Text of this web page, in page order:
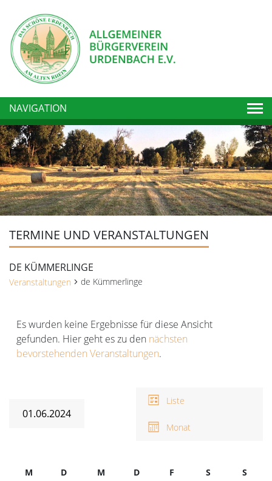
NAVIGATION
TERMINE UND VERANSTALTUNGEN
DE KÜMMERLINGE
Veranstaltungen de Kümmerlinge
Hinweis
Es wurden keine Ergebnisse für diese Ansicht
gefunden. Hier geht es zu den nächsten
bevorstehenden Veranstaltungen.
Navigation
Liste
Monat
01.06.2024
Kalender
M
D
M
D
F S Samstag
S